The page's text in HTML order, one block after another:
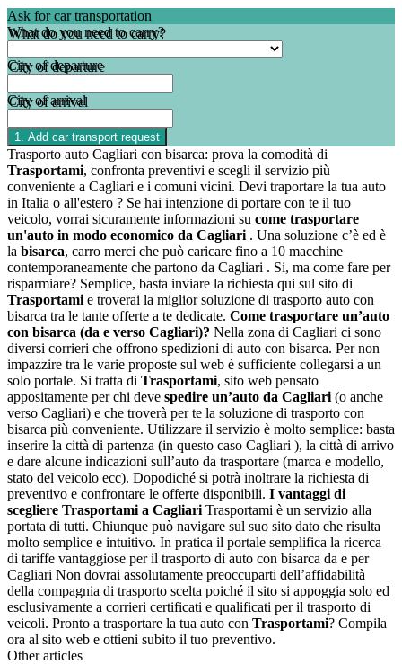
Ask for car transportation
What do you need to carry?
City of departure
City of arrival
Trasporto auto Cagliari con bisarca: prova la comodità di
Trasportami, confronta preventivi e scegli il servizio più
conveniente a Cagliari e i comuni vicini. Devi traportare la tua auto
in Italia o all'estero ? Se hai intenzione di portare con te il tuo
veicolo, vorrai sicuramente informazioni su come trasportare
un'auto in modo economico da Cagliari . Una soluzione c’è ed è
la bisarca, carro merci che può caricare fino a 10 macchine
contemporaneamente che partono da Cagliari . Si, ma come fare per
risparmiare? Semplice, basta inviare la richiesta qui sul sito di
Trasportami e troverai la miglior soluzione di trasporto auto con
bisarca tra le tante offerte a te dedicate. Come trasportare un’auto
con bisarca (da e verso Cagliari)? Nella zona di Cagliari ci sono
diversi corrieri che offrono spedizioni di auto con bisarca. Per non
impazzire tra le varie proposte sul web è sufficiente collegarsi a un
solo portale. Si tratta di Trasportami, sito web pensato
appositamente per chi deve spedire un’auto da Cagliari (o anche
verso Cagliari) e che troverà per te la soluzione di trasporto con
bisarca più conveniente. Utilizzare il servizio è molto semplice: basta
inserire la città di partenza (in questo caso Cagliari ), la città di arrivo
e dare alcune indicazioni sull’auto da trasportare (marca e modello,
stato del veicolo ecc). Dopodiché si potrà inoltrare la richiesta di
preventivo e confrontare le offerte disponibili. I vantaggi di
scegliere Trasportami a Cagliari Trasportami è un servizio alla
portata di tutti. Chiunque può navigare sul suo sito dato che risulta
molto semplice e intuitivo. In pratica il portale semplifica la ricerca
di tariffe vantaggiose per il trasporto di auto con bisarca da e per
Cagliari Non dovrai assolutamente preoccuparti dell’affidabilità
della compagnia di trasporto scelta poiché il sito si appoggia solo ed
esclusivamente a corrieri certificati e qualificati per il trasporto di
veicoli. Pronto a trasportare la tua auto con Trasportami? Compila
ora al sito web e ottieni subito il tuo preventivo.
Other articles